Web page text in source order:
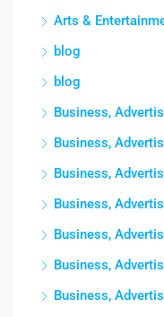
Arts &
blog
blog
Business,
Business,
Business,
Business,
Business,
Business,
Business,